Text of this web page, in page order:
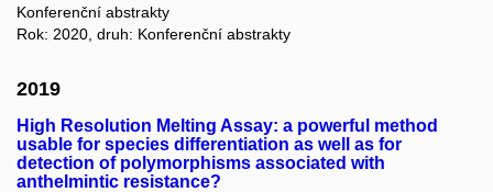
Konferenční abstrakty
Rok: 2020, druh: Konferenční abstrakty
2019
High Resolution Melting Assay: a powerful method
usable for species differentiation as well as for
detection of polymorphisms associated with
anthelmintic resistance?